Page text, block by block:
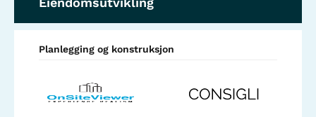
Planlegging og konstruksjon